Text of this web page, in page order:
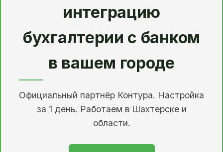
интеграцию
бухгалтерии с банком
в вашем городе
Официальный партнёр Контура. Настройка
за 1 день. Работаем в Шахтерске и
области.